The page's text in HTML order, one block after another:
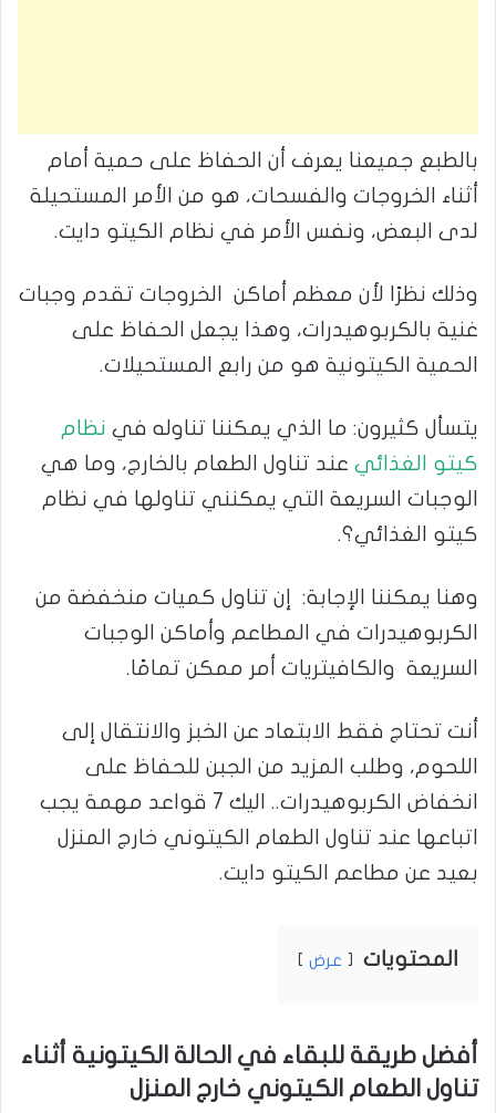
بالطبع جميعنا يعرف أن الحفاظ على حمية أمام
أثناء الخروجات والفسحات، هو من الأمر المستحيلة
لدى البعض، ونفس الأمر في نظام الكيتو دايت.
وذلك نظرًا لأن معظم أماكن الخروجات تقدم وجبات
غنية بالكربوهيدرات، وهذا يجعل الحفاظ على
الحمية الكيتونية هو من رابع المستحيلات.
يتسأل كثيرون: ما الذي يمكننا تناوله في نظام
كيتو الغذائي عند تناول الطعام بالخارج، وما هي
الوجبات السريعة التي يمكنني تناولها في نظام
كيتو الغذائي؟.
وهنا يمكننا الإجابة: إن تناول كميات منخفضة من
الكربوهيدرات في المطاعم وأماكن الوجبات
السريعة والكافيتريات أمر ممكن تمامًا.
أنت تحتاج فقط الابتعاد عن الخبز والانتقال إلى
اللحوم، وطلب المزيد من الجبن للحفاظ على
انخفاض الكربوهيدرات.. اليك 7 قواعد مهمة يجب
اتباعها عند تناول الطعام الكيتوني خارج المنزل
بعيد عن مطاعم الكيتو دايت.
المحتويات عرض
أفضل طريقة للبقاء في الحالة الكيتونية أثناء
تناول الطعام الكيتوني خارج المنزل